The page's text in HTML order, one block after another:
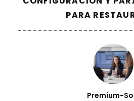
PARA
Premium-